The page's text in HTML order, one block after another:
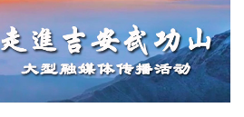
居A股之首如果说创新是引擎，资本便
持近13%的研发投入强度，远超全社会